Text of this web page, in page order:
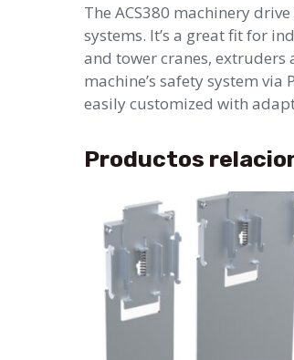
The ACS380 machinery
systems. It’s a great fit for
and tower cranes, extruders
machine’s safety system
easily customized with
Productos